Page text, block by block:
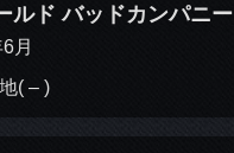
ルド バッドカンパニー
月
( – )